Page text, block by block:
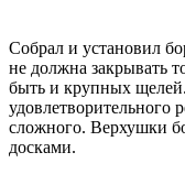
Собрал и установил
не должна закрывать
быть и крупных
удовлетворительного
сложного. Верхушки
досками.